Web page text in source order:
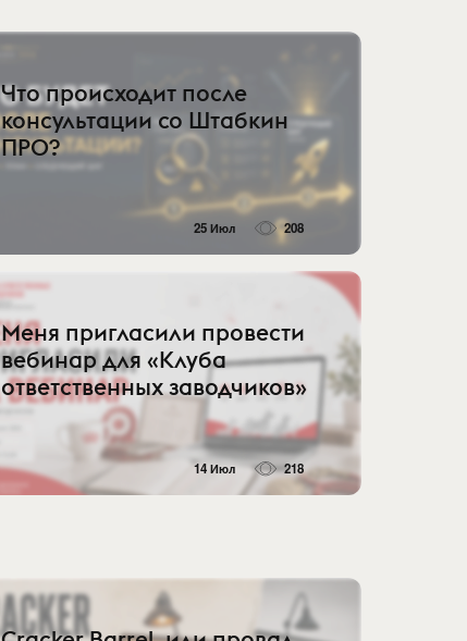
Что происходит после
консультации со Штабкин
ПРО?
25 Июл 208
Меня пригласили провести
вебинар для «Клуба
ответственных заводчиков»
14 Июл 218